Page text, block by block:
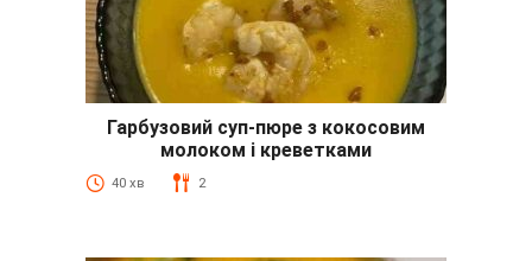
Гарбузовий суп-пюре з кокосовим
молоком і креветками
40 хв 2